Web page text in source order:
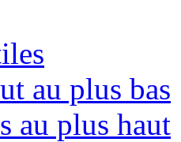
au plus bas
au plus haut